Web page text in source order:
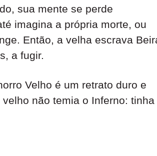
sua mente se perde
imagina a própria morte, ou
Então, a velha escrava
a fugir.
Velho é um retrato duro e
não temia o Inferno: tinha